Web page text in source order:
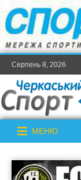
Серпень 8, 2026
МЕНЮ